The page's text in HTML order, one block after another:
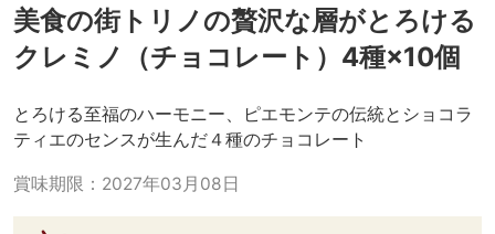
美食の街トリノの贅沢な層がとろける
クレミノ（チョコレート）4種×10個
とろける至福のハーモニー、ピエモンテの伝統とショコラ
ティエのセンスが生んだ４種のチョコレート
賞味期限： 2027年03月08日